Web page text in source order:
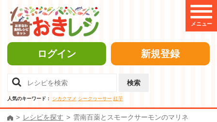
メニュー
ログイン 新規登録
検索
人気のキーワード： シカクマメ シークヮーサー 紅芋
レシピを探す 雲南百薬とスモークサーモンのマリネ